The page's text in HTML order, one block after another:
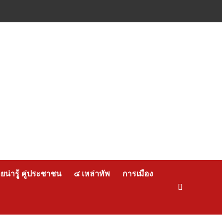
น่ารู้ คู่ประชาชน ๔ เหล่าทัพ การเมือง